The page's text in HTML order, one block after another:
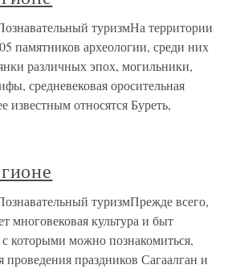
туризмНа территории
памятников археологии, среди них
различных эпох, могильники,
средневековая оросительная
известным относятся Буреть,
туризмПрежде всего,
многовековая культура и быт
с которыми можно познакомиться,
праздников Сагаалган и